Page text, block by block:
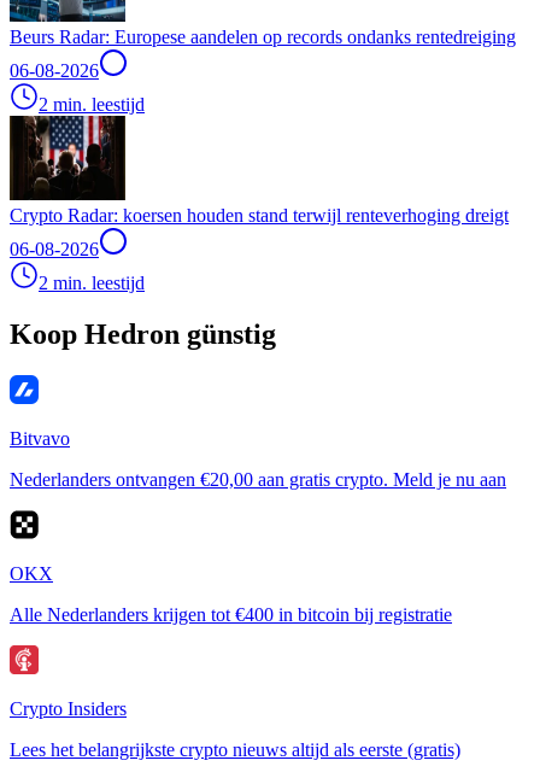
Beurs Radar: Europese aandelen op records ondanks rentedreiging
06-08-2026
2 min. leestijd
Crypto Radar: koersen houden stand terwijl renteverhoging dreigt
06-08-2026
2 min. leestijd
Koop Hedron günstig
Bitvavo
Nederlanders ontvangen €20,00 aan gratis crypto. Meld je nu aan
OKX
Alle Nederlanders krijgen tot €400 in bitcoin bij registratie
Crypto Insiders
Lees het belangrijkste crypto nieuws altijd als eerste (gratis)